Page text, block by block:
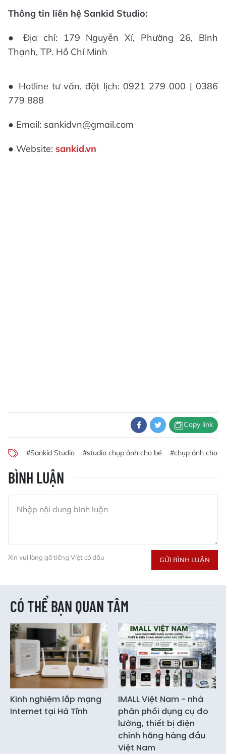
Thông tin liên hệ Sankid Studio:
● Địa chỉ: 179 Nguyễn Xí, Phường 26, Bình
Thạnh, TP. Hồ Chí Minh
● Hotline tư vấn, đặt lịch: 0921 279 000 | 0386
779 888
● Email: sankidvn@gmail.com
● Website: sankid.vn
Copy link
#Sankid Studio #studio chụp ảnh cho bé #chụp ảnh cho
BÌNH LUẬN
Xin vui lòng gõ tiếng Việt có dấu GỬI BÌNH LUẬN
CÓ THỂ BẠN QUAN TÂM
Kinh nghiệm lắp mạng
Internet tại Hà Tĩnh
IMALL Việt Nam - nhà
phân phối dụng cụ đo
lường, thiết bị điện
chính hãng hàng đầu
Việt Nam